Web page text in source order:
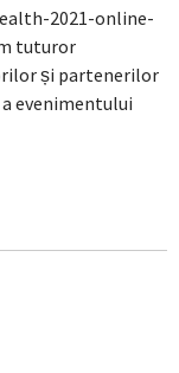
2021-online-
tuturor
și partenerilor
evenimentului